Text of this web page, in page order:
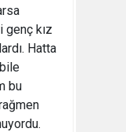
kız
Hatta
bu